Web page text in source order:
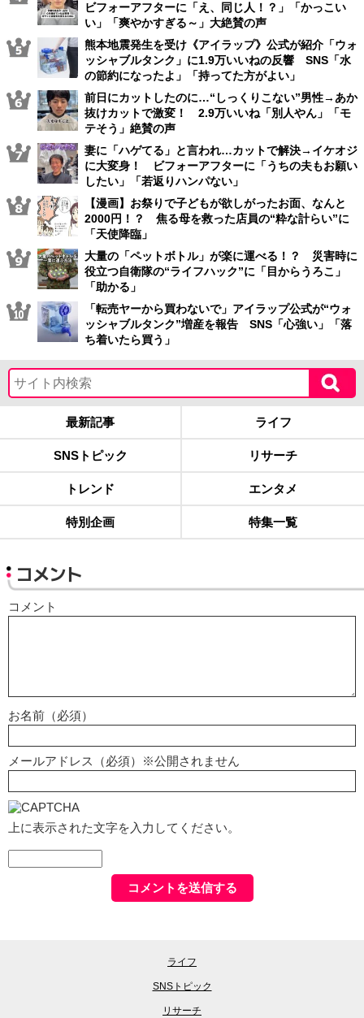
ビフォーアフターに「え、同じ人！？」「かっこい
い」「爽やかすぎる～」大絶賛の声
熊本地震発生を受け《アイラップ》公式が紹介「ウォ
ッシャブルタンク」に1.9万いいねの反響 SNS「水
の節約になったよ」「持ってた方がよい」
前日にカットしたのに…“しっくりこない”男性→あか
抜けカットで激変！ 2.9万いいね「別人やん」「モ
テそう」絶賛の声
妻に「ハゲてる」と言われ…カットで解決→イケオジ
に大変身！ ビフォーアフターに「うちの夫もお願い
したい」「若返りハンパない」
【漫画】お祭りで子どもが欲しがったお面、なんと
2000円！？ 焦る母を救った店員の“粋な計らい”に
「天使降臨」
大量の「ペットボトル」が楽に運べる！？ 災害時に
役立つ自衛隊の“ライフハック”に「目からうろこ」
「助かる」
「転売ヤーから買わないで」アイラップ公式が“ウォ
ッシャブルタンク”増産を報告 SNS「心強い」「落
ち着いたら買う」
最新記事 ライフ
SNSトピック リサーチ
トレンド エンタメ
特別企画 特集一覧
コメント
コメント
お名前（必須）
メールアドレス（必須）※公開されません
上に表示された文字を入力してください。
ライフ
SNSトピック
リサーチ